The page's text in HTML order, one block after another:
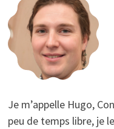
Je m’appelle Hugo,
peu de temps libre, je